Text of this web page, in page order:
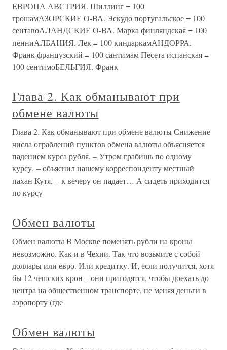
ЕВРОПА АВСТРИЯ. Шиллинг = 100
грошамАЗОРСКИЕ О-ВА. Эскудо португальское = 100
сентавоАЛАНДСКИЕ О-ВА. Марка финляндская = 100
пенниАЛБАНИЯ. Лек = 100 киндаркамАНДОРРА.
Франк французский = 100 сантимам Песета испанская =
100 сентимоБЕЛЬГИЯ. Франк
Глава 2. Как обманывают при
обмене валюты
Глава 2. Как обманывают при обмене валюты Снижение
числа ограблений пунктов обмена валюты объясняется
падением курса рубля. – Утром грабишь по одному
курсу, – объяснил нашему корреспонденту местный
пахан Кутя, – к вечеру он падает… А сидеть приходится
по курсу
Обмен валюты
Обмен валюты В Москве поменять рубли на кроны
невозможно. Как и в Чехии. Так что возьмите с собой
доллары или евро. Или кредитку. И, если получится, хотя
бы 12 чешских крон – они пригодятся, чтобы доехать до
центра на общественном транспорте, не меняя деньги в
аэропорту (где
Обмен валюты